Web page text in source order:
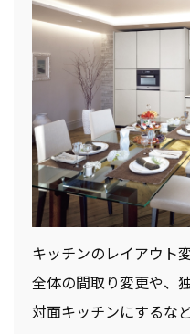
キッチンのレイアウト
全体の間取り変更や、
対面キッチンにするな